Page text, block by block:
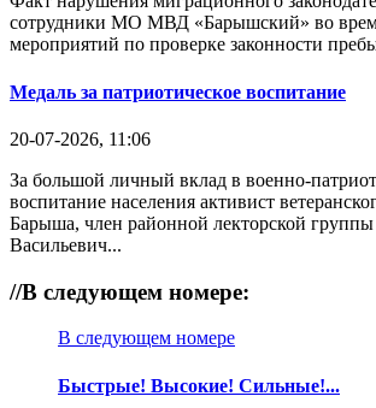
сотрудники МО МВД «Барышский» во
мероприятий по проверке законности
Медаль за патриотическое воспитание
20-07-2026, 11:06
За большой личный вклад в военно-
воспитание населения активист
Барыша, член районной лекторской
Васильевич...
//В следующем номере:
В следующем номере
Быстрые! Высокие! Сильные!...